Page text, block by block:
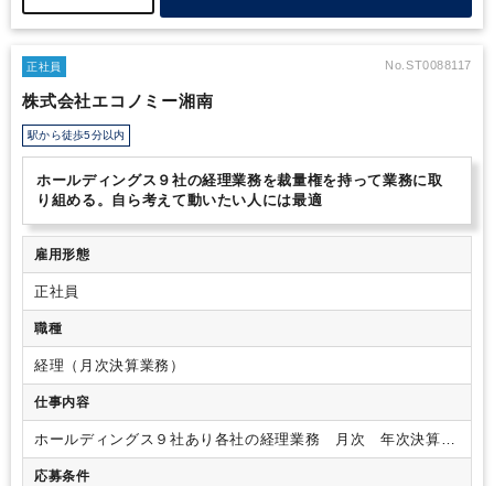
丸の内キャピタルを親会社に迎えました。三菱商事グループのネ
ナジー創出に取り組み、BtoB領域全体、中長期的には海外への展
ョンのやりがい、面白さ＞・成長フェーズのベンチャーで経理体
制整備やIPOを経験することで自身のマーケット・バリュー増大が
期待できます。
IFRS適用を予定していることから、IFRSを用いたグローバル水準
の報告を行うことで、自分の仕事が経営層の意思決定に直結してい
るダイナミズムを実感できます。・M&Aも予定していることか
ら、買収後の統合プロセス（PMIなど）を通じて、組織が一つにな
る瞬間を会計の側面から支えることができます。
ル＞・グローバルスタンダードの会計知識
結決算の高度な実務経験
MISSIONを体現するべく、社内でも効率的な働き方を推奨し自由
な働き方や多くのツール導入を進めています。・社員平均年齢：
33.0歳 ・月の平均残業時間：11時間52分（2025/4/1～2026/3/31
実績）・有給消化率：82.35％（2025/4/1～2026/3/31実績）・
週3〜4リモート勤務可能 ※チームにより異なる場合があります。
・フレックスコアタイム制（コアタイム10時～16時）
正社員 No.ST0088117
株式会社エコノミー湘南
駅から徒歩5分以内
ホールディングス９社の経理業務を裁量権を持って業務に取
り組める。自ら考えて動いたい人には最適
雇用形態
正社員
職種
経理（月次決算業務）
仕事内容
ホールディングス９社あり各社の経理業務 月次 年次決算業
務も行うが外部に依頼している部分も多いがそのサポート業務
応募条件